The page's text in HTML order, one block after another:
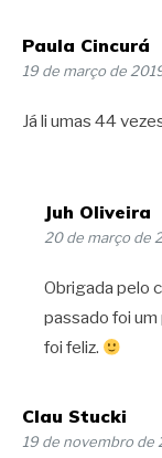
Paula Cincurá
19 de março de
Já li umas 44
Juh Oliveira
20 de março de
Obrigada pelo
passado foi
foi feliz.
Clau Stucki
19 de novembro de